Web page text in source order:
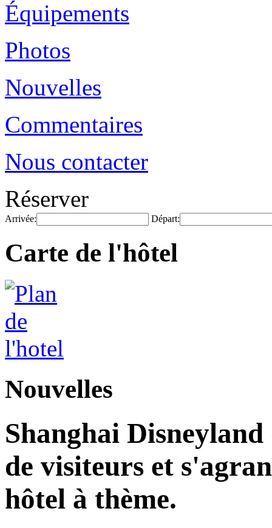
Équipements
Photos
Nouvelles
Commentaires
Nous contacter
Réserver
Arrivée: Départ:
Carte de l'hôtel
Nouvelles
Shanghai Disneyland
de visiteurs et
hôtel à thème.